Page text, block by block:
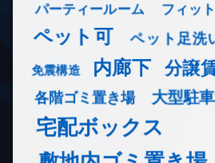
パーティールーム フィッ
ペット可 ペット足洗
免震構造 内廊下 分譲
各階ゴミ置き場 大型駐
宅配ボックス